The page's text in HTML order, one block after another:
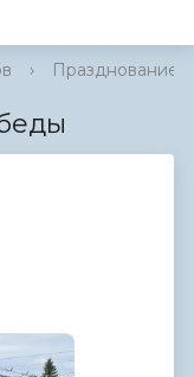
› Празднование